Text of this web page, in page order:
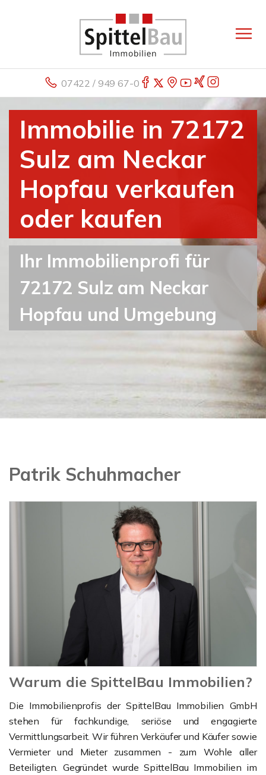
07422 / 949 67-0
Immobilie in 72172
Sulz am Neckar
Hopfau verkaufen
oder kaufen
Ihr Immobilienprofi für
72172 Sulz am Neckar
Hopfau und Umgebung
Patrik Schuhmacher
Warum die SpittelBau Immobilien?
Die Immobilienprofis der SpittelBau Immobilien GmbH
stehen für fachkundige, seriöse und engagierte
Vermittlungsarbeit. Wir führen Verkäufer und Käufer sowie
Vermieter und Mieter zusammen - zum Wohle aller
Beteiligten. Gegründet wurde SpittelBau Immobilien im